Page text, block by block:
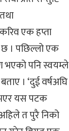
एक हप्ता
। पछिल्लो एक
भएको पनि स्वयम्ले
। ‘दुई वर्षअघि
यस पटक
त पुरै निको